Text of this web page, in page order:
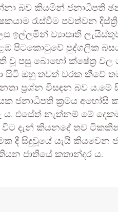
බව කියමින් ජනාධිපති
රැස්වීම පවත්වන
ඉල්ලමින් ව්‍යාපෘති
පිටකොටුවේ පුද්ගලික
පසු බොහෝ ක්ෂේත්‍ර වල
සිටි ඔහු තවත් වරක කීවේ
ප්‍රශ්න විසඳන බව ය.මේ
ජනාධිපති ක්‍රමය
එසේත් නැත්නම් මේ
දැන් කියනදේ තව
දී සිදුවූයේ යැයි කියවෙන
ජාතියේ කතාන්දර ය.